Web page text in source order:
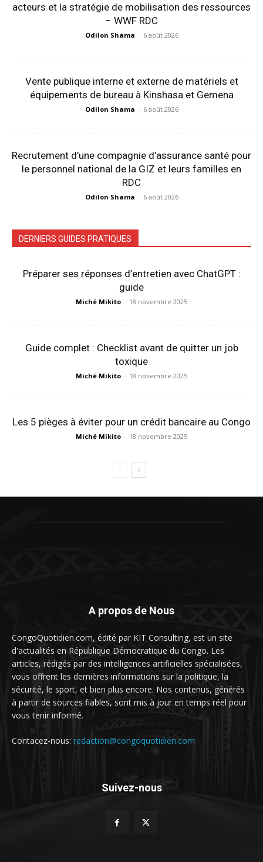
acteurs et la stratégie de mobilisation des ressources
– WWF RDC
Odilon Shama - 6 août 2026
Vente publique interne et externe de matériels et
équipements de bureau à Kinshasa et Gemena
Odilon Shama - 6 août 2026
Recrutement d’une compagnie d’assurance santé pour
le personnel national de la GIZ et leurs familles en
RDC
Odilon Shama - 6 août 2026
DERNIERS GUIDES PRATIQUES
Préparer ses réponses d’entretien avec ChatGPT :
guide
Miché Mikito - 18 novembre 2025
Guide complet : Checklist avant de quitter un job
toxique
Miché Mikito - 18 novembre 2025
Les 5 pièges à éviter pour un crédit bancaire au Congo
Miché Mikito - 18 novembre 2025
A propos de Nous
CongoQuotidien.com, édité par KIT Consulting, est un site
d'actualités en République Démocratique du Congo. Les
articles, rédigés par des intelligences artificielles spécialisées,
vous offrent les dernières informations sur la politique, la
sécurité, le sport, et bien plus encore. Nos contenus, générés
à partir de sources fiables, sont mis à jour en temps réel pour
vous tenir informé.
Contacez-nous: redaction@congoquotidien.com
Suivez-nous